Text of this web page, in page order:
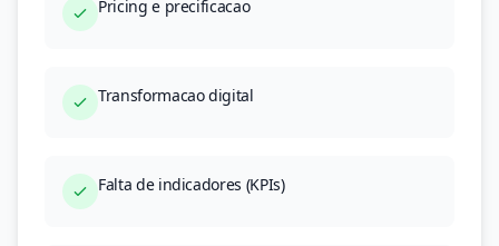
Pricing e precificacao
Transformacao digital
Falta de indicadores (KPIs)